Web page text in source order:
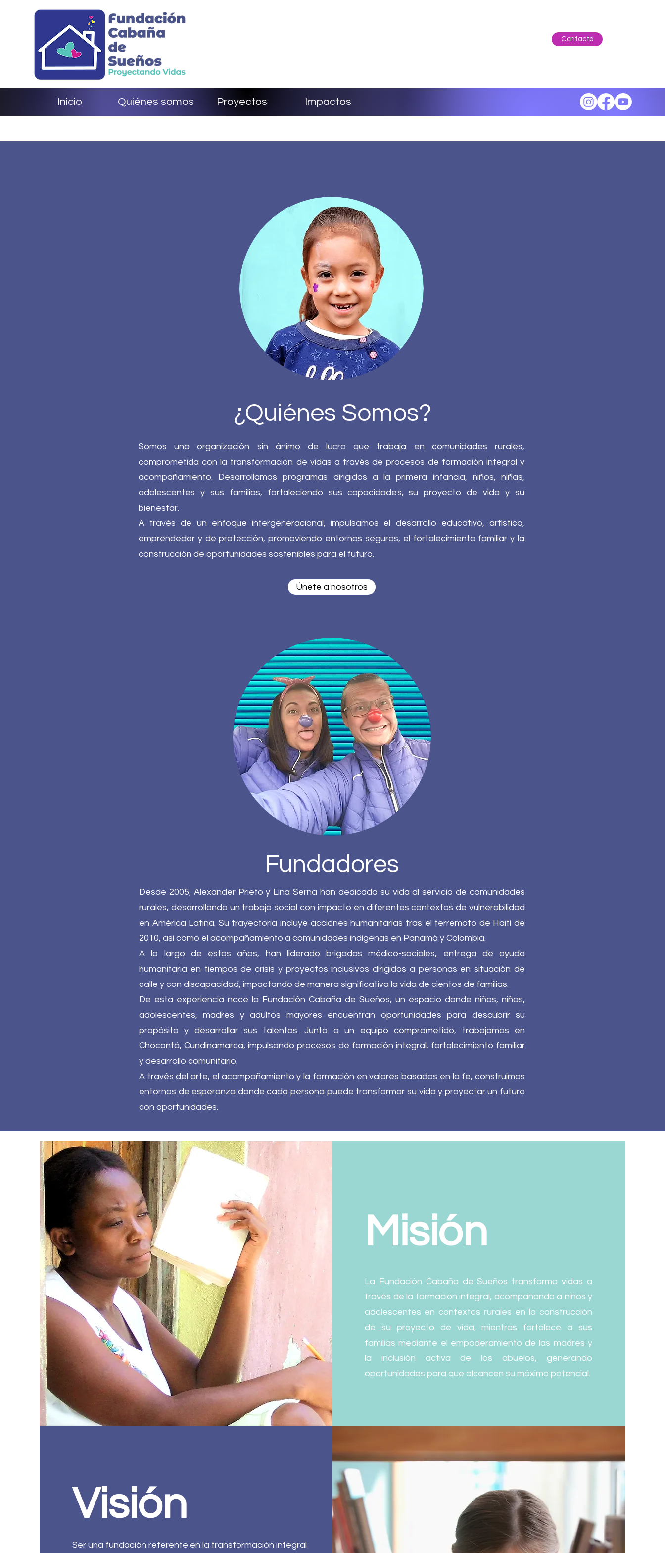
Contacto
Inicio Quiénes somos Proyectos Impactos
¿Quiénes Somos?
Somos una organización sin ánimo de lucro que trabaja en comunidades rurales,
comprometida con la transformación de vidas a través de procesos de formación integral y
acompañamiento. Desarrollamos programas dirigidos a la primera infancia, niños, niñas,
adolescentes y sus familias, fortaleciendo sus capacidades, su proyecto de vida y su
bienestar.
A través de un enfoque intergeneracional, impulsamos el desarrollo educativo, artístico,
emprendedor y de protección, promoviendo entornos seguros, el fortalecimiento familiar y la
construcción de oportunidades sostenibles para el futuro.
Únete a nosotros
Fundadores
Desde 2005, Alexander Prieto y Lina Serna han dedicado su vida al servicio de comunidades
rurales, desarrollando un trabajo social con impacto en diferentes contextos de vulnerabilidad
en América Latina. Su trayectoria incluye acciones humanitarias tras el terremoto de Haití de
2010, así como el acompañamiento a comunidades indígenas en Panamá y Colombia.
A lo largo de estos años, han liderado brigadas médico-sociales, entrega de ayuda
humanitaria en tiempos de crisis y proyectos inclusivos dirigidos a personas en situación de
calle y con discapacidad, impactando de manera significativa la vida de cientos de familias.
De esta experiencia nace la Fundación Cabaña de Sueños, un espacio donde niños, niñas,
adolescentes, madres y adultos mayores encuentran oportunidades para descubrir su
propósito y desarrollar sus talentos. Junto a un equipo comprometido, trabajamos en
Chocontá, Cundinamarca, impulsando procesos de formación integral, fortalecimiento familiar
y desarrollo comunitario.
A través del arte, el acompañamiento y la formación en valores basados en la fe, construimos
entornos de esperanza donde cada persona puede transformar su vida y proyectar un futuro
con oportunidades.
Misión
La Fundación Cabaña de Sueños transforma vidas a
través de la formación integral, acompañando a niños y
adolescentes en contextos rurales en la construcción
de su proyecto de vida, mientras fortalece a sus
familias mediante el empoderamiento de las madres y
la inclusión activa de los abuelos, generando
oportunidades para que alcancen su máximo potencial.
Visión
Ser una fundación referente en la transformación integral